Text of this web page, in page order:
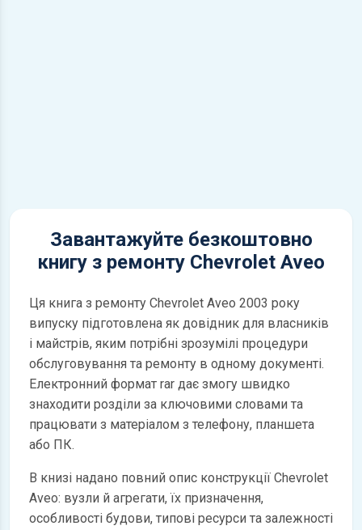
Завантажуйте безкоштовно
книгу з ремонту Chevrolet Aveo
Ця книга з ремонту Chevrolet Aveo 2003 року
випуску підготовлена як довідник для власників
і майстрів, яким потрібні зрозумілі процедури
обслуговування та ремонту в одному документі.
Електронний формат rar дає змогу швидко
знаходити розділи за ключовими словами та
працювати з матеріалом з телефону, планшета
або ПК.
В книзі надано повний опис конструкції Chevrolet
Aveo: вузли й агрегати, їх призначення,
особливості будови, типові ресурси та залежності